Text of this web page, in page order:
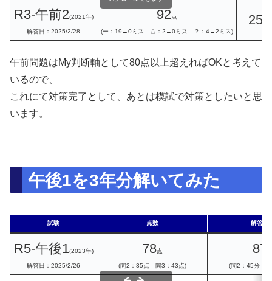
R3-午前2(2021年)
解答日：2025/2/28
92点
(ー：19→0ミス △：2→0ミス ？：4→2ミス)
25
午前問題はMy判断軸として80点以上超えればOKと考えて
いるので、
これにて対策完了として、あとは模試で対策としたいと思
います。
午後1を3年分解いてみた
試験 点数 解答時
R5-午後1(2023年)
解答日：2025/2/26
78点
(問2：35点 問3：43点)
87
(問2：45分 問